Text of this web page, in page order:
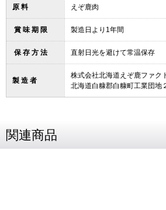
原 料 えぞ鹿肉
賞 味 期 限 製造日より1年間
保 存 方 法 直射日光を避けて常温保存
製 造 者
株式会社北海道えぞ鹿ファク
北海道白糠郡白糠町工業団地
関連商品